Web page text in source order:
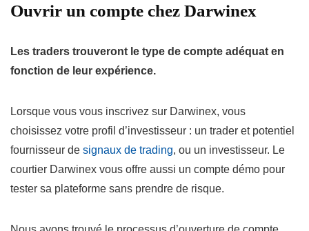
Ouvrir un compte chez Darwinex
Les traders trouveront le type de compte adéquat en
fonction de leur expérience.
Lorsque vous vous inscrivez sur Darwinex, vous
choisissez votre profil d’investisseur : un trader et potentiel
fournisseur de signaux de trading, ou un investisseur. Le
courtier Darwinex vous offre aussi un compte démo pour
tester sa plateforme sans prendre de risque.